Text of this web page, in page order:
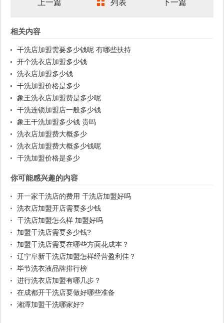
上一篇 列表 下一篇
相关内容
干洗店加盟需要多少钱呢 有哪些扶持
开个洗衣店加盟多少钱
洗衣店加盟多少钱
干洗加盟价格是多少
象王洗衣店加盟费是多少呢
干洗连锁加盟店一般多少钱
象王干洗加盟多少钱 贵吗
洗衣店加盟费大概多少
洗衣店加盟费大概多少钱呢
干洗加盟价格是多少
你可能感兴趣的内容
开一家干洗店的费用 干洗店加盟好吗
洗衣店加盟开店需要多少钱
干洗店加盟怎么样 加盟好吗
加盟干洗店需要多少钱?
加盟干洗店需要在哪些方面花成本？
辽宁阜新干洗店加盟怎样经营盈利佳？
毕节洗衣液品牌排行榜
进行洗衣店加盟有哪几步？
在成都开干洗店要做好哪些准备
湘潭加盟干洗哪家好?